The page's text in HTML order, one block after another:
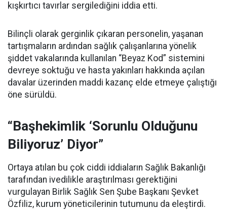
kışkırtıcı tavırlar sergilediğini iddia etti.
Bilinçli olarak gerginlik çıkaran personelin, yaşanan
tartışmaların ardından sağlık çalışanlarına yönelik
şiddet vakalarında kullanılan “Beyaz Kod” sistemini
devreye soktuğu ve hasta yakınları hakkında açılan
davalar üzerinden maddi kazanç elde etmeye çalıştığı
öne sürüldü.
“Başhekimlik ‘Sorunlu Olduğunu
Biliyoruz’ Diyor”
Ortaya atılan bu çok ciddi iddiaların Sağlık Bakanlığı
tarafından ivedilikle araştırılması gerektiğini
vurgulayan Birlik Sağlık Sen Şube Başkanı Şevket
Özfiliz, kurum yöneticilerinin tutumunu da eleştirdi.